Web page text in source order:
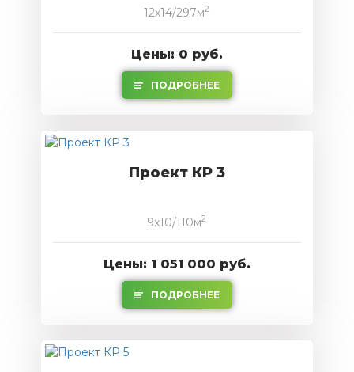
12x14/297м2
Цены: 0 руб.
ПОДРОБНЕЕ
Проект КР 3
9x10/110м2
Цены: 1 051 000 руб.
ПОДРОБНЕЕ